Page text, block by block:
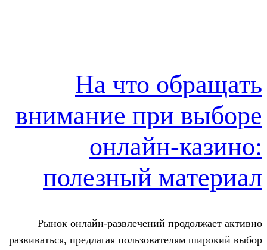
На что
внимание при
онлайн-
полезный
Рынок онлайн-развлечений
развиваться, предлагая